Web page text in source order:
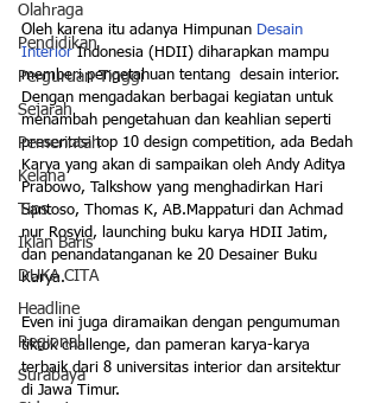
Olahraga
Pendidikan
Perguruan Tinggi
Sejarah
Pemerintah
Kelana
Tips
Iklan Baris
DUKA CITA
Headline
Regional
Surabaya
Oleh karena itu adanya Himpunan Desain
Interior Indonesia (HDII) diharapkan mampu
memberi pengetahuan tentang  desain interior.
Dengan mengadakan berbagai kegiatan untuk
menambah pengetahuan dan keahlian seperti
presentasi top 10 design competition, ada Bedah
Karya yang akan di sampaikan oleh Andy Aditya
Prabowo, Talkshow yang menghadirkan Hari
Santoso, Thomas K, AB.Mappaturi dan Achmad
nur Rosyid, launching buku karya HDII Jatim,
dan penandatanganan ke 20 Desainer Buku
Karya.
Even ini juga diramaikan dengan pengumuman
tiktok challenge, dan pameran karya-karya
terbaik dari 8 universitas interior dan arsitektur
di Jawa Timur.